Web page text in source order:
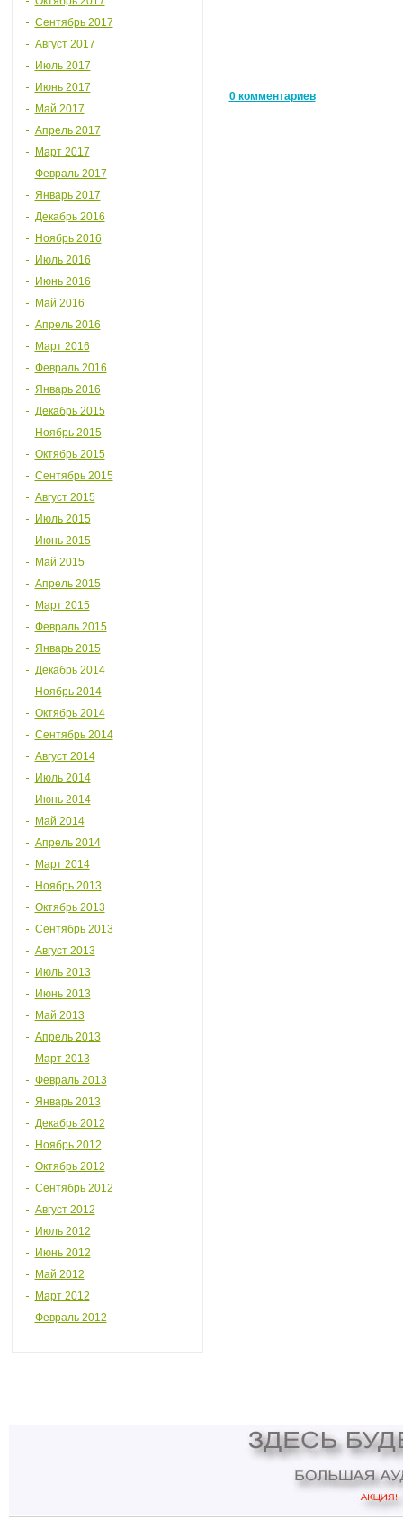
Сентябрь 2017
Август 2017
Июль 2017
Июнь 2017
Май 2017
Апрель 2017
Март 2017
Февраль 2017
Январь 2017
Декабрь 2016
Ноябрь 2016
Июль 2016
Июнь 2016
Май 2016
Апрель 2016
Март 2016
Февраль 2016
Январь 2016
Декабрь 2015
Ноябрь 2015
Октябрь 2015
Сентябрь 2015
Август 2015
Июль 2015
Июнь 2015
Май 2015
Апрель 2015
Март 2015
Февраль 2015
Январь 2015
Декабрь 2014
Ноябрь 2014
Октябрь 2014
Сентябрь 2014
Август 2014
Июль 2014
Июнь 2014
Май 2014
Апрель 2014
Март 2014
Ноябрь 2013
Октябрь 2013
Сентябрь 2013
Август 2013
Июль 2013
Июнь 2013
Май 2013
Апрель 2013
Март 2013
Февраль 2013
Январь 2013
Декабрь 2012
Ноябрь 2012
Октябрь 2012
Сентябрь 2012
Август 2012
Июль 2012
Июнь 2012
Май 2012
Март 2012
Февраль 2012
0 комментариев